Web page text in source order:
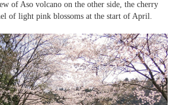
of Aso volcano on the other side, the cherry
of light pink blossoms at the start of April.